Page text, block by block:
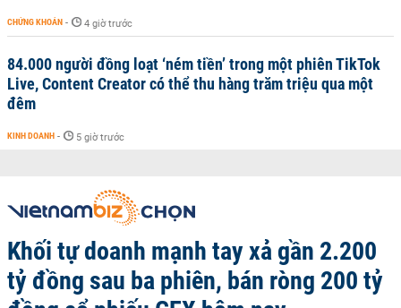
CHỨNG KHOÁN - 4 giờ trước
84.000 người đồng loạt ‘ném tiền’ trong một phiên TikTok
Live, Content Creator có thể thu hàng trăm triệu qua một
đêm
KINH DOANH - 5 giờ trước
Khối tự doanh mạnh tay xả gần 2.200
tỷ đồng sau ba phiên, bán ròng 200 tỷ